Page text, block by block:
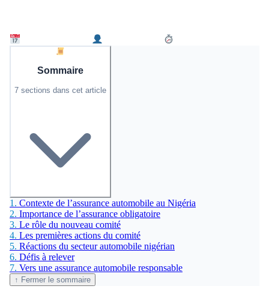
Sommaire
7 sections dans cet article
1. Contexte de l’assurance automobile au Nigéria
2. Importance de l’assurance obligatoire
3. Le rôle du nouveau comité
4. Les premières actions du comité
5. Réactions du secteur automobile nigérian
6. Défis à relever
7. Vers une assurance automobile responsable
↑ Fermer le sommaire